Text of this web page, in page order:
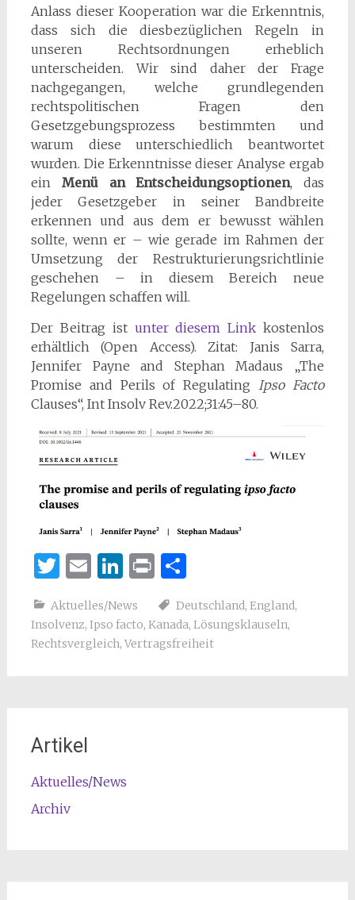
Anlass dieser Kooperation war die Erkenntnis,
dass sich die diesbezüglichen Regeln in
unseren Rechtsordnungen erheblich
unterscheiden. Wir sind daher der Frage
nachgegangen, welche grundlegenden
rechtspolitischen Fragen den
Gesetzgebungsprozess bestimmten und
warum diese unterschiedlich beantwortet
wurden. Die Erkenntnisse dieser Analyse ergab
ein Menü an Entscheidungsoptionen, das
jeder Gesetzgeber in seiner Bandbreite
erkennen und aus dem er bewusst wählen
sollte, wenn er – wie gerade im Rahmen der
Umsetzung der Restrukturierungsrichtlinie
geschehen – in diesem Bereich neue
Regelungen schaffen will.
Der Beitrag ist unter diesem Link kostenlos
erhältlich (Open Access). Zitat: Janis Sarra,
Jennifer Payne and Stephan Madaus „The
Promise and Perils of Regulating Ipso Facto
Clauses“, Int Insolv Rev.2022;31:45–80.
Twitter
Email
LinkedIn
PrintTeilen
Aktuelles/News Deutschland, England,
Insolvenz, Ipso facto, Kanada, Lösungsklauseln,
Rechtsvergleich, Vertragsfreiheit
Artikel
Aktuelles/News
Archiv